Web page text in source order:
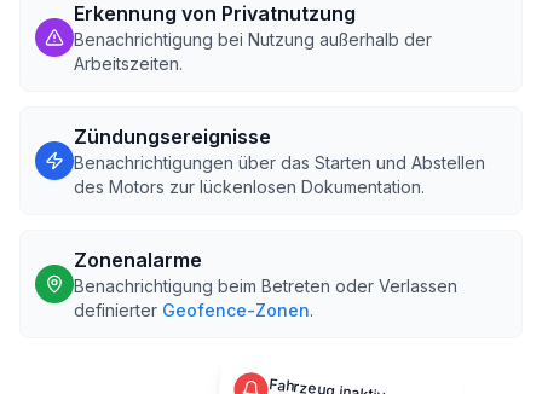
Erkennung von Privatnutzung
Benachrichtigung bei Nutzung außerhalb der
Arbeitszeiten.
Zündungsereignisse
Benachrichtigungen über das Starten und Abstellen
des Motors zur lückenlosen Dokumentation.
Zonenalarme
Benachrichtigung beim Betreten oder Verlassen
definierter Geofence-Zonen.